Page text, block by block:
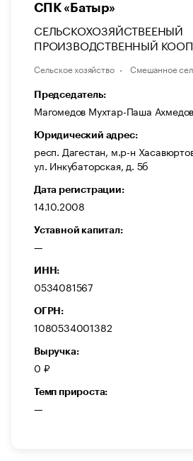
СПК «Батыр»
СЕЛЬСКОХОЗЯЙСТВЕЕНЫЙ
ПРОИЗВОДСТВЕННЫЙ
Сельское хозяйство Смешанное
Председатель:
Магомедов Мухтар-Паша
Юридический адрес:
респ. Дагестан, м.р-н
ул. Инкубаторская, д. 5б
Дата регистрации:
14.10.2008
Уставной капитал:
—
ИНН:
0534081567
ОГРН:
1080534001382
Выручка:
0 ₽
Темп прироста:
—